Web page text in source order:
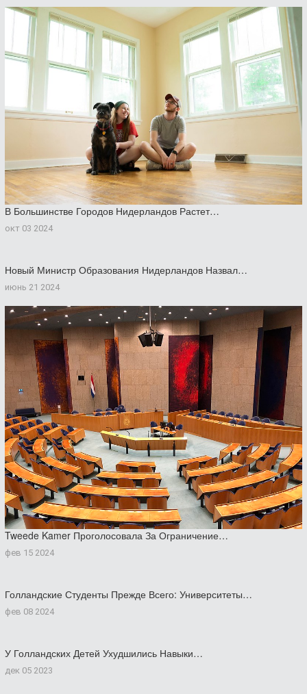
В Большинстве Городов Нидерландов Растет…
окт 03 2024
Новый Министр Образования Нидерландов Назвал…
июнь 21 2024
Tweede Kamer Проголосовала За Ограничение…
фев 15 2024
Голландские Студенты Прежде Всего: Университеты…
фев 08 2024
У Голландских Детей Ухудшились Навыки…
дек 05 2023